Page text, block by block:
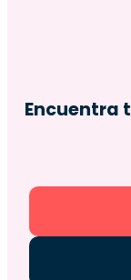
Encuentra